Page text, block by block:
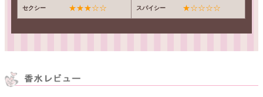
セクシー ★★★☆☆ スパイシー ★☆☆☆☆